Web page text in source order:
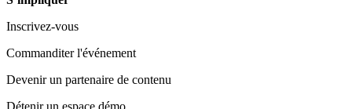
Inscrivez-vous
Commanditer l'événement
Devenir un partenaire de contenu
Détenir un espace démo